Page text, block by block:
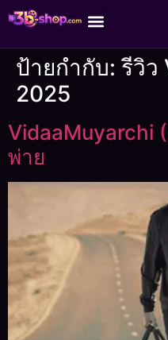
ป้ายกำกับ:รีวิว
2025
VidaaMuyarchi
พ่าย